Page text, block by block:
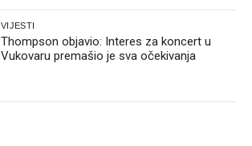
VIJESTI
Thompson objavio: Interes za koncert u
Vukovaru premašio je sva očekivanja